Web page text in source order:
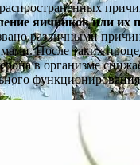
яичников или их
различными
После таких
в организме